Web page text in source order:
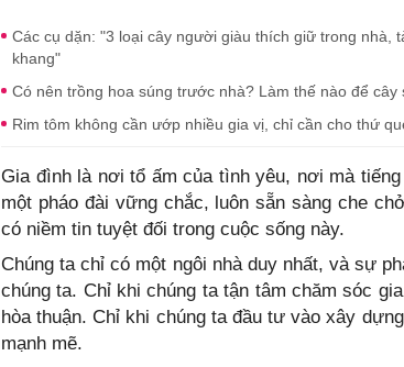
Các cụ dặn: "3 loại cây người giàu thích giữ trong nhà,
khang"
Có nên trồng hoa súng trước nhà? Làm thế nào để cây
Rim tôm không cần ướp nhiều gia vị, chỉ cần cho thứ
Gia đình là nơi tổ ấm của tình yêu, nơi mà
một pháo đài vững chắc, luôn sẵn sàng che
có niềm tin tuyệt đối trong cuộc sống này.
Chúng ta chỉ có một ngôi nhà duy nhất, và sự
chúng ta. Chỉ khi chúng ta tận tâm chăm sóc
hòa thuận. Chỉ khi chúng ta đầu tư vào xây
mạnh mẽ.